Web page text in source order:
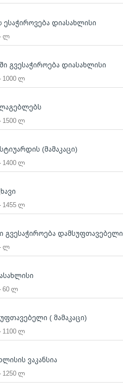
ესაჭიროვება დიასახლისი
ლ
გვესაჭიროება დიასახლისი
1000 ლ
1500 ლ
(მამაკაცი)
1400 ლ
1455 ლ
გვესაჭიროება დამსუფთავებელი
ლ
60 ლ
( მამაკაცი)
1100 ლ
ვაკანსია
1250 ლ